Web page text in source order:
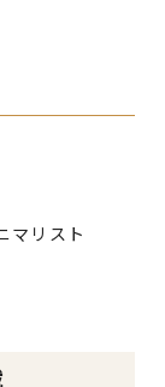
マリスト